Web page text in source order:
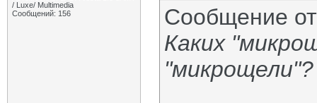
/ Luxe/ Multimedia
Сообщений: 156
Сообщение
Каких
"микрощели"?